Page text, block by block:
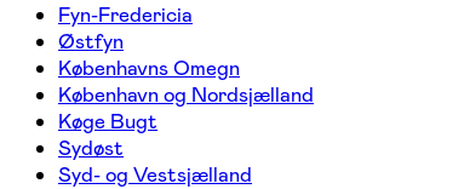
Fyn-Fredericia
Østfyn
Københavns Omegn
København og Nordsjælland
Køge Bugt
Sydøst
Syd- og Vestsjælland